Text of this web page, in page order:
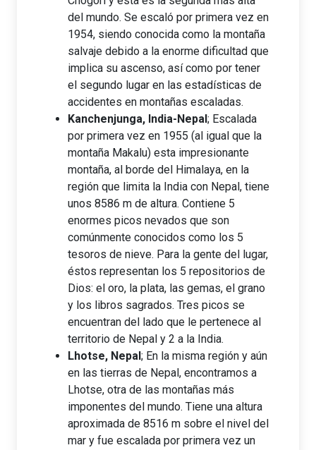
del mundo. Se escaló por primera vez en
1954, siendo conocida como la montaña
salvaje debido a la enorme dificultad que
implica su ascenso, así como por tener
el segundo lugar en las estadísticas de
accidentes en montañas escaladas.
Kanchenjunga, India-Nepal; Escalada
por primera vez en 1955 (al igual que la
montaña Makalu) esta impresionante
montaña, al borde del Himalaya, en la
región que limita la India con Nepal, tiene
unos 8586 m de altura. Contiene 5
enormes picos nevados que son
comúnmente conocidos como los 5
tesoros de nieve. Para la gente del lugar,
éstos representan los 5 repositorios de
Dios: el oro, la plata, las gemas, el grano
y los libros sagrados. Tres picos se
encuentran del lado que le pertenece al
territorio de Nepal y 2 a la India.
Lhotse, Nepal; En la misma región y aún
en las tierras de Nepal, encontramos a
Lhotse, otra de las montañas más
imponentes del mundo. Tiene una altura
aproximada de 8516 m sobre el nivel del
mar y fue escalada por primera vez un